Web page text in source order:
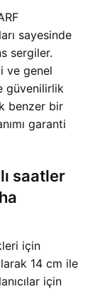
sayesinde
sergiler.
ve genel
güvenilirlik
benzer bir
garanti
saatler
için
14 cm ile
için